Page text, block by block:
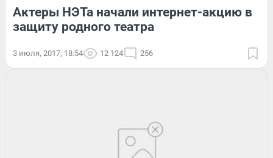
Актеры НЭТа начали интернет-акцию в
защиту родного театра
3 июля, 2017, 18:54 12 124 256